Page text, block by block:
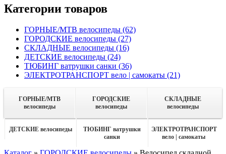
Категории товаров
ГОРНЫЕ/MTB велосипеды (62)
ГОРОДСКИЕ велосипеды (27)
СКЛАДНЫЕ велосипеды (16)
ДЕТСКИЕ велосипеды (24)
ТЮБИНГ ватрушки санки (36)
ЭЛЕКТРОТРАНСПОРТ вело | самокаты (21)
ГОРНЫЕ/MTB
велосипеды
ГОРОДСКИЕ
велосипеды
СКЛАДНЫЕ
велосипеды
ДЕТСКИЕ велосипеды
ТЮБИНГ ватрушки
санки
ЭЛЕКТРОТРАНСПОРТ
вело | самокаты